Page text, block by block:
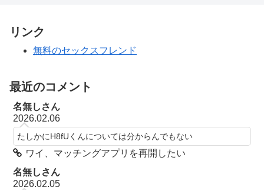
リンク
無料のセックスフレンド
最近のコメント
名無しさん
2026.02.06
たしかにH8fUくんについては分からんでもない
ワイ、マッチングアプリを再開したい
名無しさん
2026.02.05